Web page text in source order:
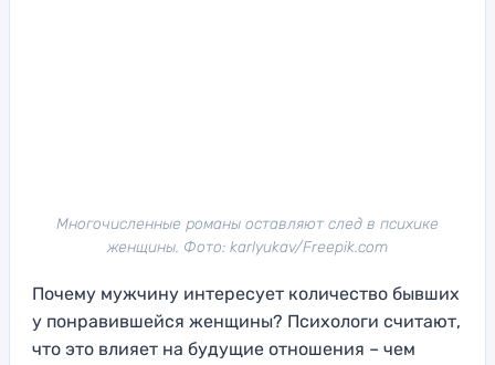
Многочисленные романы оставляют след в психике
женщины. Фото: karlyukav/Freepik.com
Почему мужчину интересует количество бывших
у понравившейся женщины? Психологи считают,
что это влияет на будущие отношения – чем